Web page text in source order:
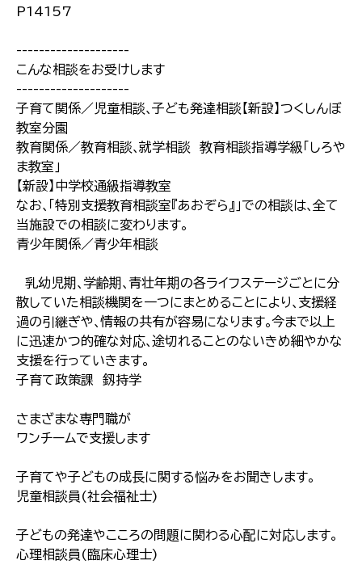
P14157
--------------------
こんな相談をお受けします
--------------------
子育て関係／児童相談､子ども発達相談【新設】つくしんぼ
教室分園
教育関係／教育相談､就学相談 教育相談指導学級｢しろや
ま教室｣
【新設】中学校通級指導教室
なお､｢特別支援教育相談室『あおぞら』｣での相談は､全て
当施設での相談に変わります｡
青少年関係／青少年相談
乳幼児期､学齢期､青壮年期の各ライフステージごとに分
散していた相談機関を一つにまとめることにより､支援経
過の引継ぎや､情報の共有が容易になります｡今まで以上
に迅速かつ的確な対応､途切れることのないきめ細やかな
支援を行っていきます｡
子育て政策課 釼持学
さまざまな専門職が
ワンチームで支援します
子育てや子どもの成長に関する悩みをお聞きします｡
児童相談員(社会福祉士)
子どもの発達やこころの問題に関わる心配に対応します｡
心理相談員(臨床心理士)